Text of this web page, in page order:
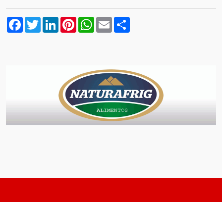
Facebook
TwitterLinkedInPinterestWhatsApp
Email